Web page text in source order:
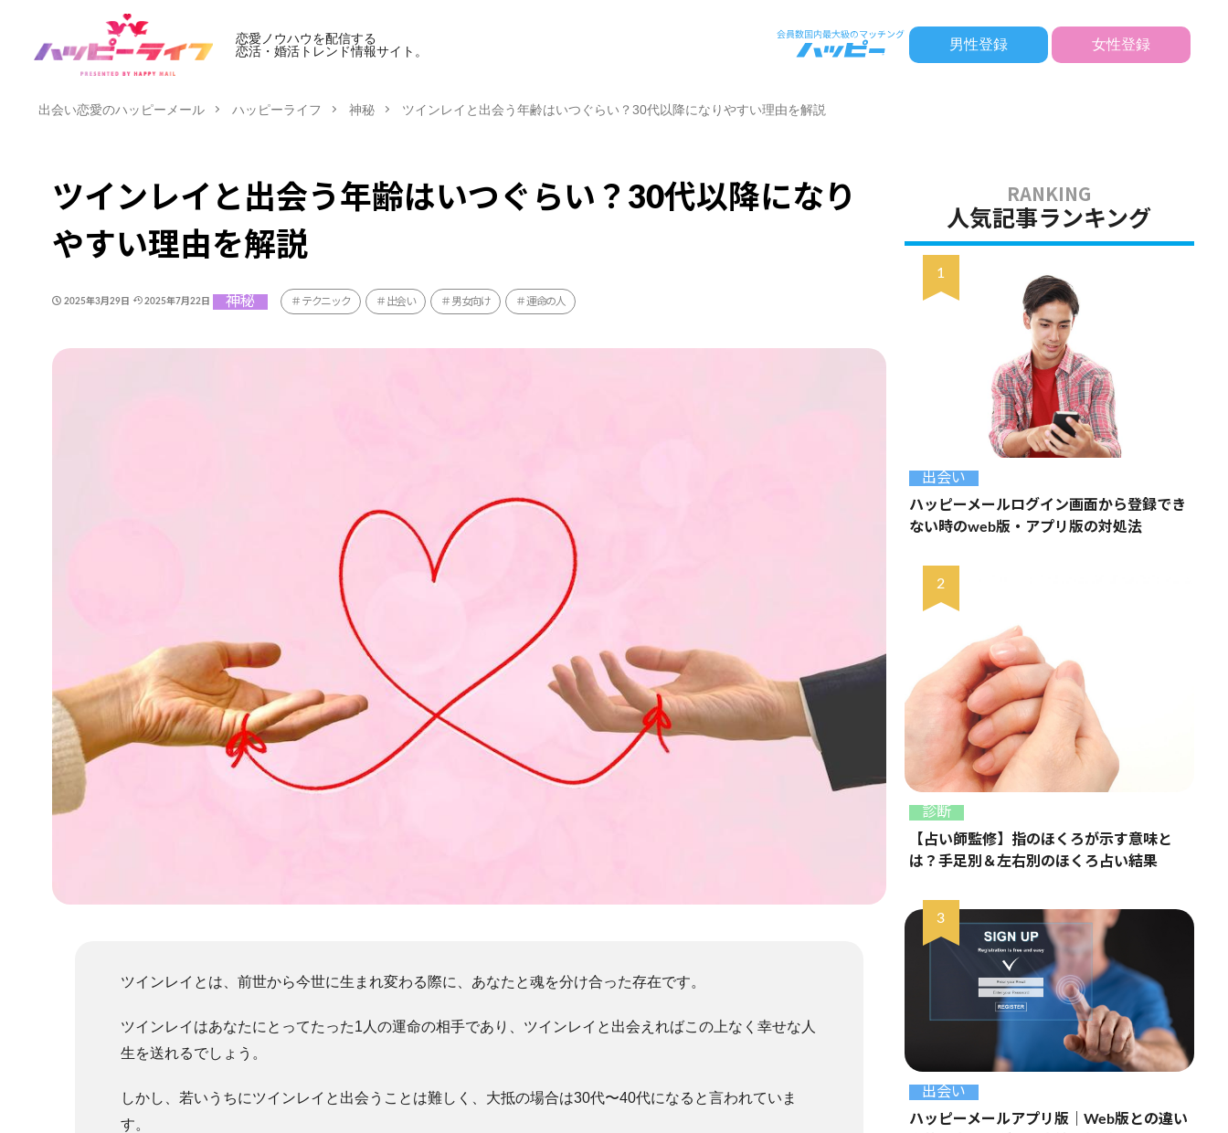
恋愛ノウハウを配信する
恋活・婚活トレンド情報サイト。
男性登録 女性登録
出会い恋愛のハッピーメール ハッピーライフ 神秘 ツインレイと出会う年齢はいつぐらい？30代以降になりやすい理由を解説
ツインレイと出会う年齢はいつぐらい？30代以降になり
やすい理由を解説
2025年3月29日 2025年7月22日 神秘 テクニック 出会い 男女向け 運命の人
ツインレイとは、前世から今世に生まれ変わる際に、あなたと魂を分け合った存在です。
ツインレイはあなたにとってたった1人の運命の相手であり、ツインレイと出会えればこの上なく幸せな人
生を送れるでしょう。
しかし、若いうちにツインレイと出会うことは難しく、大抵の場合は30代〜40代になると言われていま
す。
人気記事ランキング
出会い
ハッピーメールログイン画面から登録でき
ない時のweb版・アプリ版の対処法
診断
【占い師監修】指のほくろが示す意味と
は？手足別＆左右別のほくろ占い結果
出会い
ハッピーメールアプリ版｜Web版との違い